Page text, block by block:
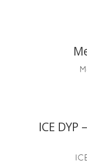
ICE